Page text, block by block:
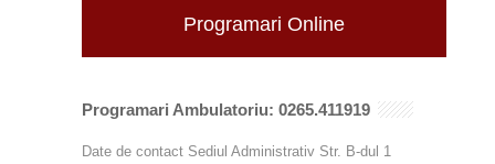
Programari Online
Programari Ambulatoriu: 0265.411919
Date de contact Sediul Administrativ Str. B-dul 1